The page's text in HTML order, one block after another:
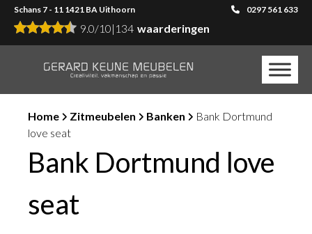
Schans 7 - 11 1421 BA Uithoorn 0297 561 633
9.0/10| 134 waarderingen
Home Zitmeubelen Banken
Bank Dortmund
love seat
Bank Dortmund love
seat